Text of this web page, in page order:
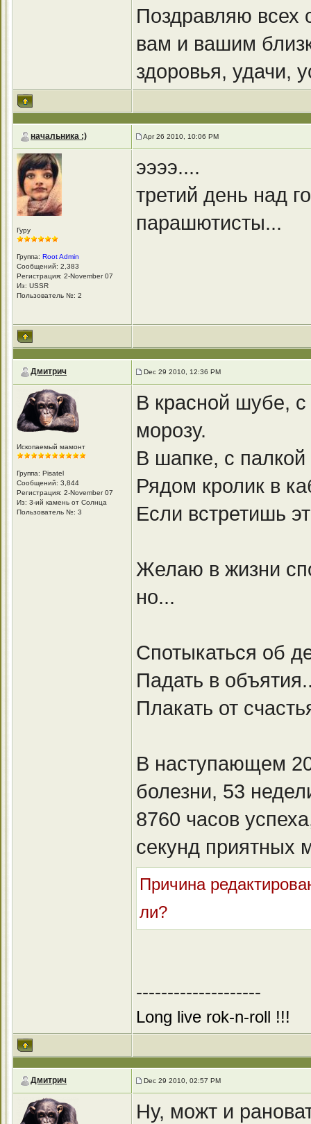
Поздравляю
вам и вашим
здоровья, удачи,
начальника :) Apr 26 2010, 10:06 PM
Гуру
Группа: Root Admin
Сообщений: 2,383
Регистрация: 2-November 07
Из: USSR
Пользователь №: 2
ээээ....
третий день над
парашютисты...
Дмитрич Dec 29 2010, 12:36 PM
Ископаемый мамонт
Группа: Pisatel
Сообщений: 3,844
Регистрация: 2-November 07
Из: 3-ий камень от Солнца
Пользователь №: 3
В красной шубе,
морозу.
В шапке, с
Рядом кролик в
Если встретишь
Желаю в жизни
но...
Спотыкаться об
Падать в
Плакать от
В наступающем
болезни, 53
8760 часов
секунд приятных
Причина
ли?
--------------------
Long live rok-n-roll !!!
Дмитрич Dec 29 2010, 02:57 PM
Ну, можт и